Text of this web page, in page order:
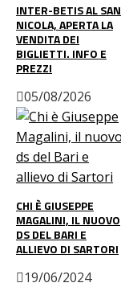
INTER-BETIS AL SAN
NICOLA, APERTA LA
VENDITA DEI
BIGLIETTI. INFO E
PREZZI
05/08/2026
CHI È GIUSEPPE
MAGALINI, IL NUOVO
DS DEL BARI E
ALLIEVO DI SARTORI
19/06/2024